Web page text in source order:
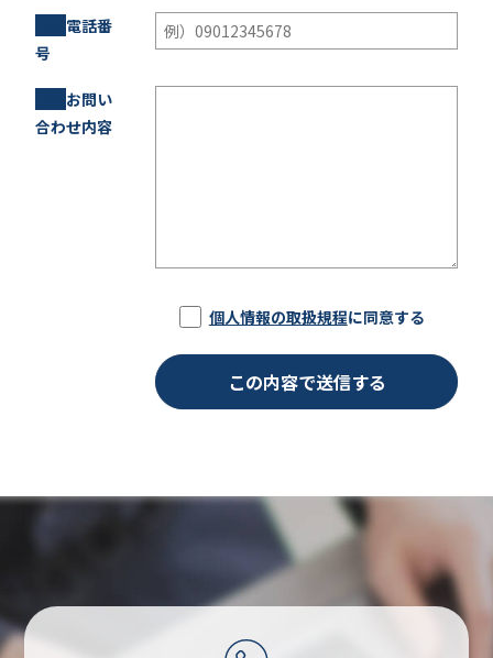
電話番
号
お問い
合わせ内容
個人情報の取扱規程に同意する